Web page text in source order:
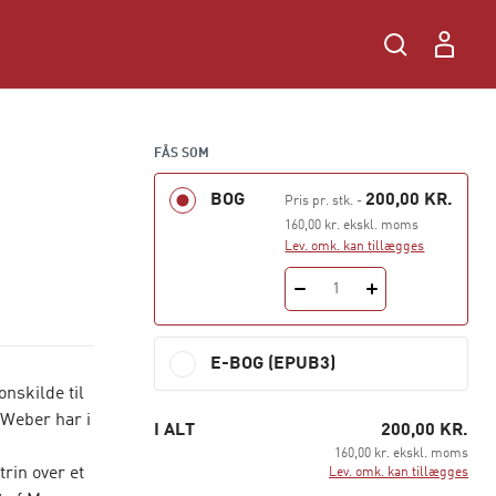
til
har i
over et
FÅS SOM
BOG Pris pr. stk. - 200,00 KR.
160,00 kr. ekskl. moms
Lev. omk. kan tillægges
1
E-BOG (EPUB3)
I ALT 200,00 KR.
160,00 kr. ekskl. moms
Lev. omk. kan tillægges